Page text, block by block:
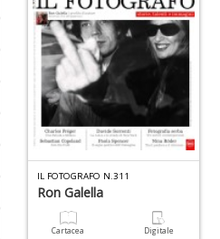
IL FOTOGRAFO N.311
Ron Galella
Cartacea Digitale